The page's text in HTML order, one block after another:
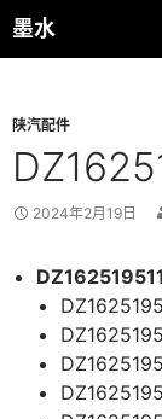
跳
至
墨水
搜
索
陕汽配件
2024年2月19日